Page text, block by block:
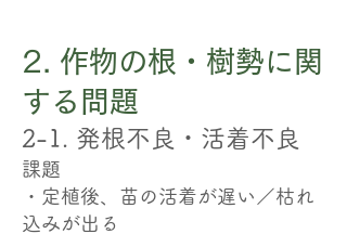
2. 作物の根・樹勢に関
する問題
2-1. 発根不良・活着不良
課題
・定植後、苗の活着が遅い／枯れ
込みが出る